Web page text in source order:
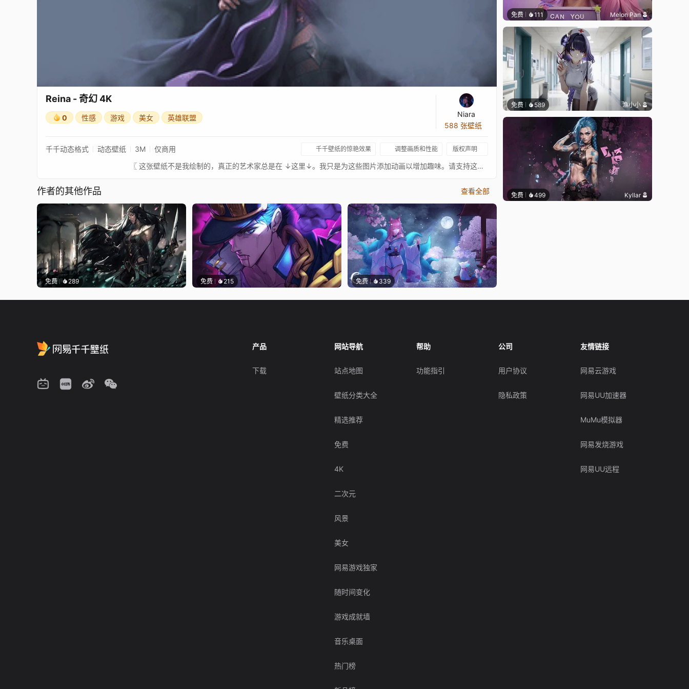
Reina - 奇幻 4K
0 性感 游戏 美女 英雄联盟
Niara
588 张壁纸
千千动态格式 动态壁纸 3M 仅商用 千千壁纸的惊艳效果 调整画质和性能 版权声明
⠀⠀⠀⠀⠀⠀⠀⠀⠀⠀⠀⠀⠀⠀⠀⠀ 〖 这张壁纸不是我绘制的，真正的艺术家总是在 ↓这里↓。我只是为这些图片添加动画以增加趣味。请支持这位绝对出色的艺术家。如果有任何艺术家不希望这张壁纸出现在这里，请联系我，我会将其移除。〗数字艺术由: https://www.artstation.com/chaosringen⠀⠀↓↓↓↓↓↓↓⠀⠀★ 你可以在这里查看我收藏的已批准壁纸 ★⠀⠀↓↓↓↓↓↓↓⠀⠀ ⠀⠀⠀⠀⠀⠀⠀⠀⠀⠀⠀⠀⠀⠀⠀⠀⠀
作者的其他作品 查看全部
免费 289 免费 215 免费 339
免费 111 Melon Pan
免费 589 渔小小
免费 499 Kyllar
产品
下载
网站导航
站点地图
壁纸分类大全
精选推荐
免费
4K
二次元
风景
美女
网易游戏独家
随时间变化
游戏成就墙
音乐桌面
热门榜
帮助
功能指引
公司
用户协议
隐私政策
友情链接
网易云游戏
网易UU加速器
MuMu模拟器
网易发烧游戏
网易UU远程